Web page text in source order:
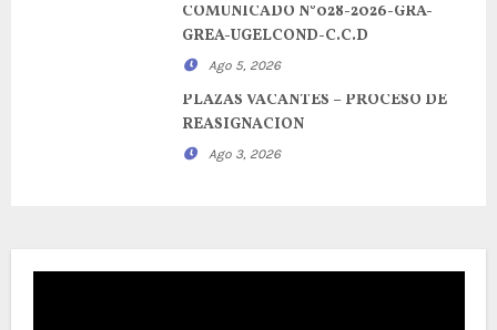
COMUNICADO N°028-2026-GRA-
GREA-UGELCOND-C.C.D
Ago 5, 2026
PLAZAS VACANTES – PROCESO DE
REASIGNACION
Ago 3, 2026